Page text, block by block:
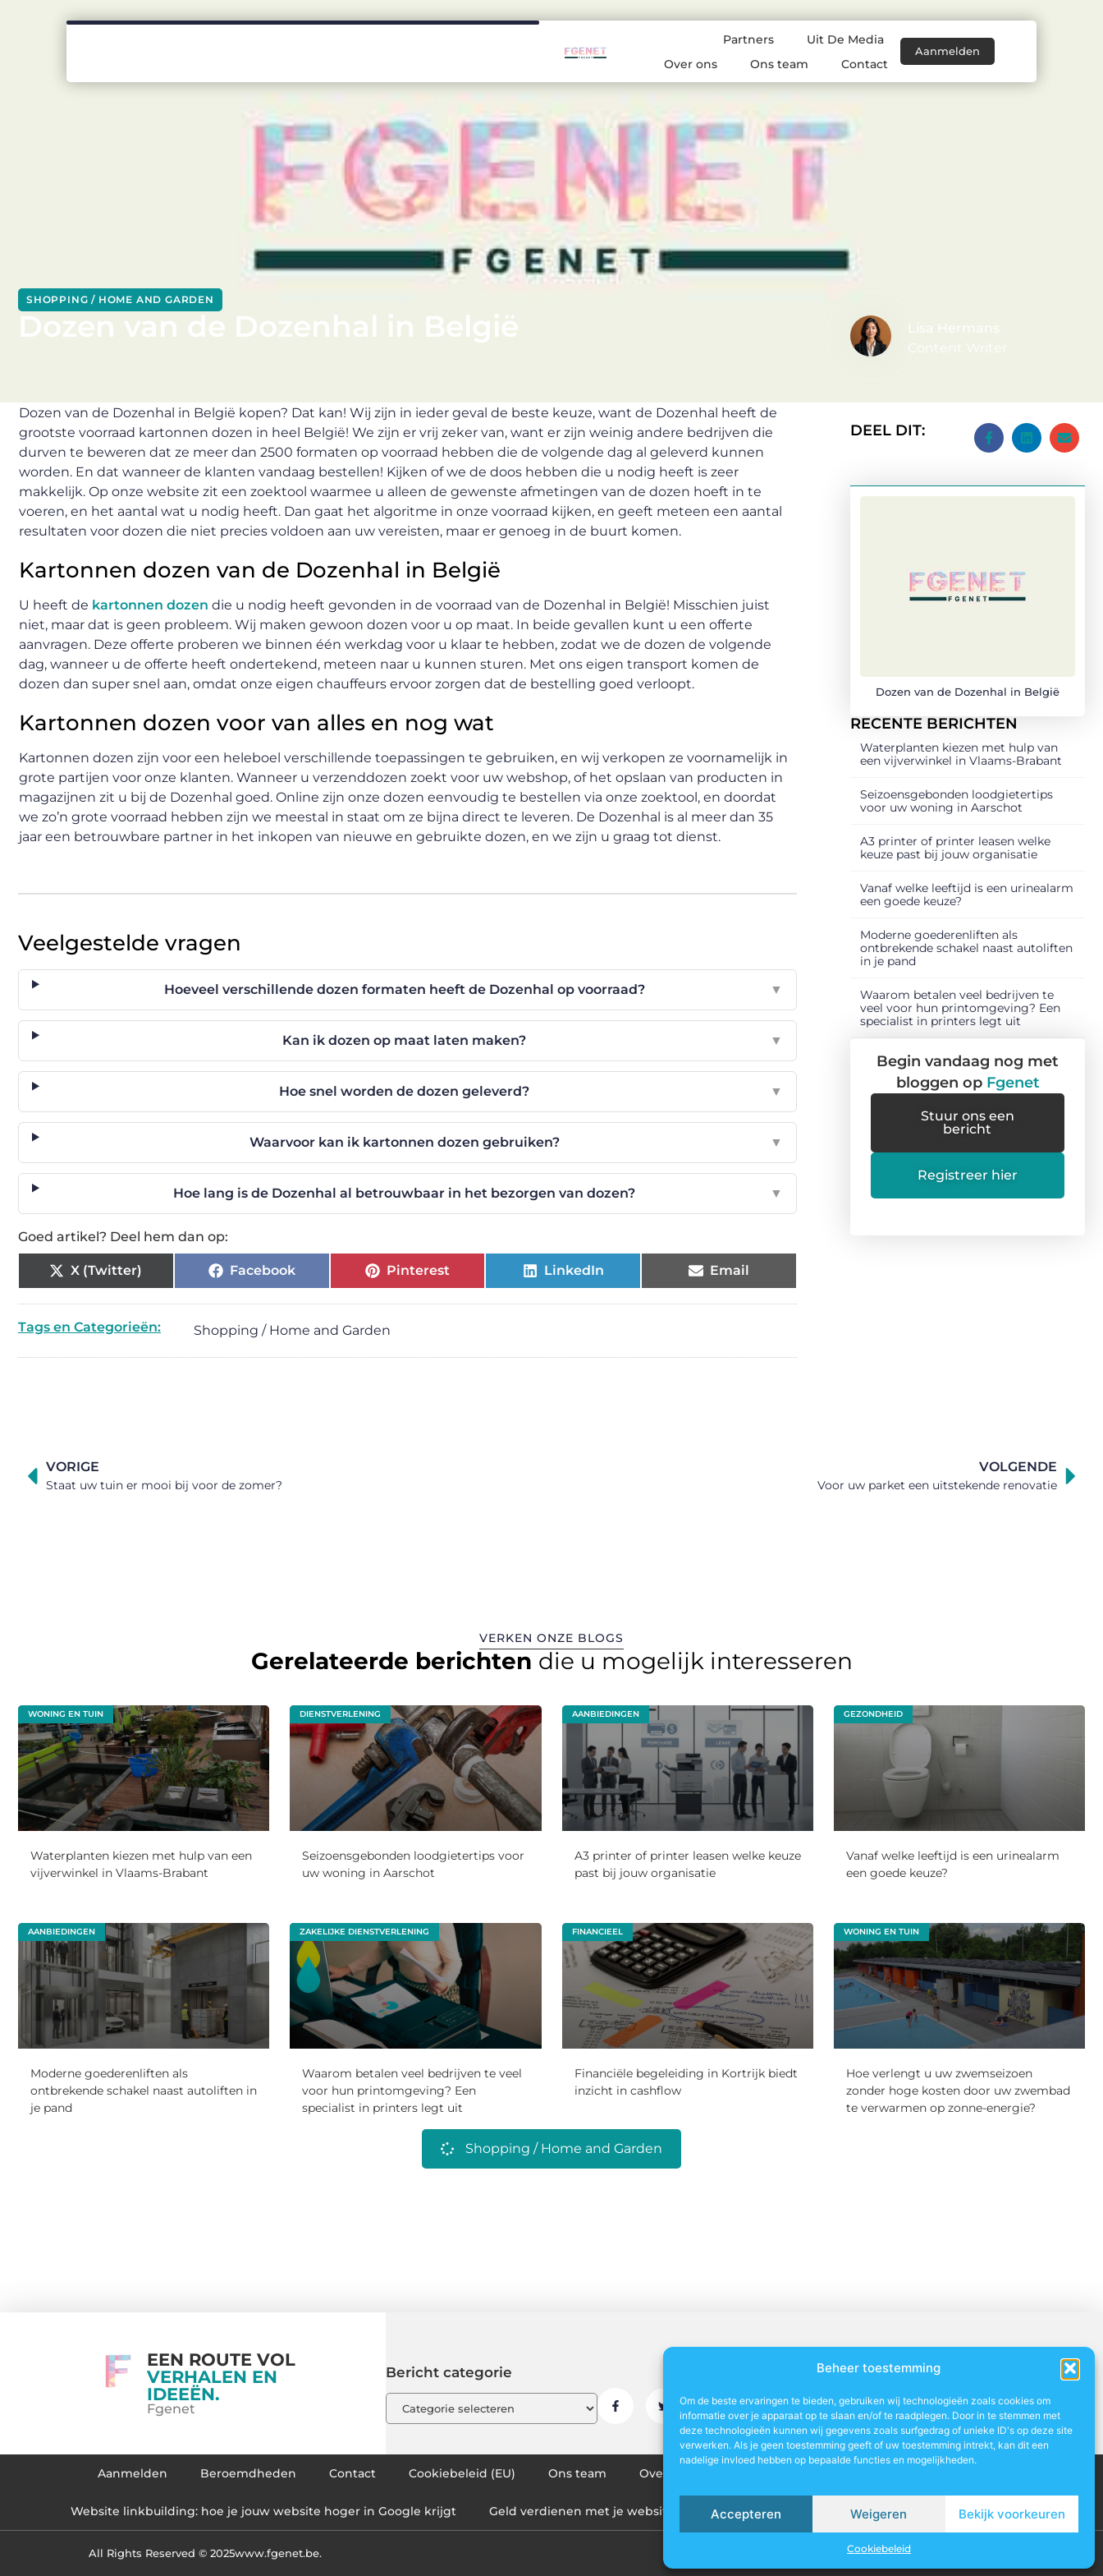
Beheer toestemming
Om de beste ervaringen te bieden, gebruiken wij technologieën zoals cookies om
informatie over je apparaat op te slaan en/of te raadplegen. Door in te stemmen met
deze technologieën kunnen wij gegevens zoals surfgedrag of unieke ID's op deze site
verwerken. Als je geen toestemming geeft of uw toestemming intrekt, kan dit een
nadelige invloed hebben op bepaalde functies en mogelijkheden.
Accepteren Weigeren Bekijk voorkeuren
Cookiebeleid
Partners
Uit De Media
Over ons
Ons team Contact
Aanmelden
SHOPPING / HOME AND GARDEN
Dozen van de Dozenhal in België
Lisa Hermans
Content Writer
Dozen van de Dozenhal in België kopen? Dat kan! Wij zijn in ieder geval de beste keuze, want de Dozenhal heeft de
grootste voorraad kartonnen dozen in heel België! We zijn er vrij zeker van, want er zijn weinig andere bedrijven die
durven te beweren dat ze meer dan 2500 formaten op voorraad hebben die de volgende dag al geleverd kunnen
worden. En dat wanneer de klanten vandaag bestellen! Kijken of we de doos hebben die u nodig heeft is zeer
makkelijk. Op onze website zit een zoektool waarmee u alleen de gewenste afmetingen van de dozen hoeft in te
voeren, en het aantal wat u nodig heeft. Dan gaat het algoritme in onze voorraad kijken, en geeft meteen een aantal
resultaten voor dozen die niet precies voldoen aan uw vereisten, maar er genoeg in de buurt komen.
Kartonnen dozen van de Dozenhal in België
U heeft de kartonnen dozen die u nodig heeft gevonden in de voorraad van de Dozenhal in België! Misschien juist
niet, maar dat is geen probleem. Wij maken gewoon dozen voor u op maat. In beide gevallen kunt u een offerte
aanvragen. Deze offerte proberen we binnen één werkdag voor u klaar te hebben, zodat we de dozen de volgende
dag, wanneer u de offerte heeft ondertekend, meteen naar u kunnen sturen. Met ons eigen transport komen de
dozen dan super snel aan, omdat onze eigen chauffeurs ervoor zorgen dat de bestelling goed verloopt.
Kartonnen dozen voor van alles en nog wat
Kartonnen dozen zijn voor een heleboel verschillende toepassingen te gebruiken, en wij verkopen ze voornamelijk in
grote partijen voor onze klanten. Wanneer u verzenddozen zoekt voor uw webshop, of het opslaan van producten in
magazijnen zit u bij de Dozenhal goed. Online zijn onze dozen eenvoudig te bestellen via onze zoektool, en doordat
we zo’n grote voorraad hebben zijn we meestal in staat om ze bijna direct te leveren. De Dozenhal is al meer dan 35
jaar een betrouwbare partner in het inkopen van nieuwe en gebruikte dozen, en we zijn u graag tot dienst.
Veelgestelde vragen
Hoeveel verschillende dozen formaten heeft de Dozenhal op voorraad? ▼
Kan ik dozen op maat laten maken? ▼
Hoe snel worden de dozen geleverd? ▼
Waarvoor kan ik kartonnen dozen gebruiken? ▼
Hoe lang is de Dozenhal al betrouwbaar in het bezorgen van dozen? ▼
Goed artikel? Deel hem dan op:
X (Twitter) Facebook Pinterest LinkedIn Email
Tags en Categorieën: Shopping / Home and Garden
DEEL DIT:
Dozen van de Dozenhal in België
RECENTE BERICHTEN
Waterplanten kiezen met hulp van
een vijverwinkel in Vlaams-Brabant
Seizoensgebonden loodgietertips
voor uw woning in Aarschot
A3 printer of printer leasen welke
keuze past bij jouw organisatie
Vanaf welke leeftijd is een urinealarm
een goede keuze?
Moderne goederenliften als
ontbrekende schakel naast autoliften
in je pand
Waarom betalen veel bedrijven te
veel voor hun printomgeving? Een
specialist in printers legt uit
Begin vandaag nog met
bloggen op Fgenet
Stuur ons een
bericht
Registreer hier
VORIGE
Staat uw tuin er mooi bij voor de zomer?
VOLGENDE
Voor uw parket een uitstekende renovatie
VERKEN ONZE BLOGS
Gerelateerde berichten die u mogelijk interesseren
WONING EN TUIN
Waterplanten kiezen met hulp van een
vijverwinkel in Vlaams-Brabant
DIENSTVERLENING
Seizoensgebonden loodgietertips voor
uw woning in Aarschot
AANBIEDINGEN
A3 printer of printer leasen welke keuze
past bij jouw organisatie
GEZONDHEID
Vanaf welke leeftijd is een urinealarm
een goede keuze?
AANBIEDINGEN
Moderne goederenliften als
ontbrekende schakel naast autoliften in
je pand
ZAKELIJKE DIENSTVERLENING
Waarom betalen veel bedrijven te veel
voor hun printomgeving? Een
specialist in printers legt uit
FINANCIEEL
Financiële begeleiding in Kortrijk biedt
inzicht in cashflow
WONING EN TUIN
Hoe verlengt u uw zwemseizoen
zonder hoge kosten door uw zwembad
te verwarmen op zonne-energie?
Shopping / Home and Garden
EEN ROUTE VOL
VERHALEN EN
IDEEËN.
Fgenet
Bericht categorie
Aanmelden Beroemdheden Contact Cookiebeleid (EU) Ons team Over ons
Website linkbuilding: hoe je jouw website hoger in Google krijgt Geld verdienen met je website: zo maak je van je online aanwezigheid een inkomstenbron
All Rights Reserved © 2025www.fgenet.be.